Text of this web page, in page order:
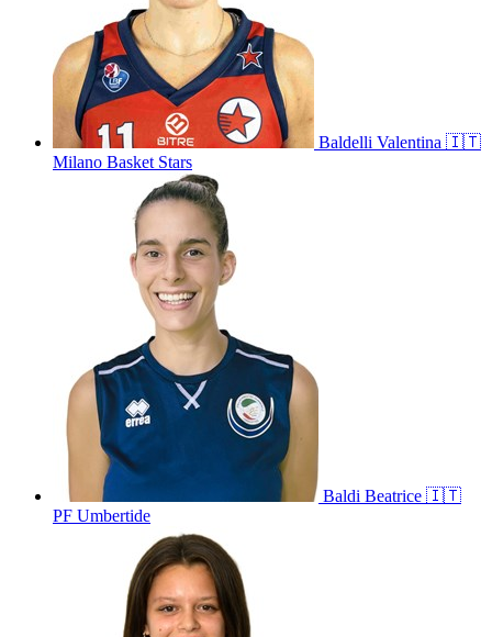
Baldelli Valentina 🇮🇹
Milano Basket Stars
Baldi Beatrice 🇮🇹
PF Umbertide